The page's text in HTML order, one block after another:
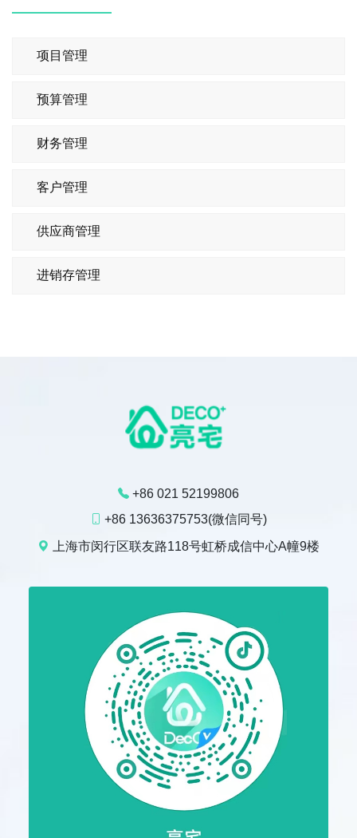
项目管理
预算管理
财务管理
客户管理
供应商管理
进销存管理
+86 021 52199806
+86 13636375753(微信同号)
上海市闵行区联友路118号虹桥成信中心A幢9楼